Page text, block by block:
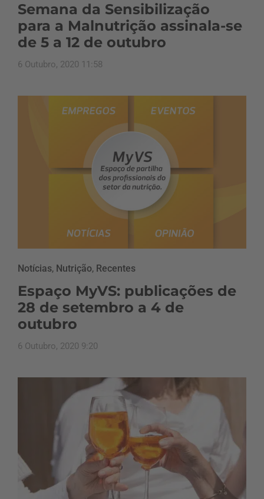
Semana da Sensibilização
para a Malnutrição assinala-se
de 5 a 12 de outubro
6 Outubro, 2020 11:58
Notícias, Nutrição, Recentes
Espaço MyVS: publicações de
28 de setembro a 4 de
outubro
6 Outubro, 2020 9:20